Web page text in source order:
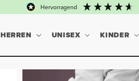
hervorragend
HERREN UNISEX KINDER